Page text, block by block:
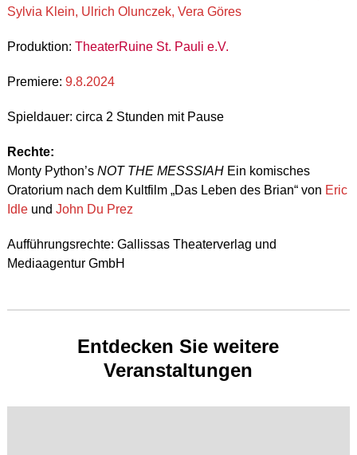
Sylvia Klein, Ulrich Olunczek, Vera Göres
Produktion: TheaterRuine St. Pauli e.V.
Premiere: 9.8.2024
Spieldauer: circa 2 Stunden mit Pause
Rechte:
Monty Python’s NOT THE MESSSIAHEin komisches
Oratorium nach dem Kultfilm „Das Leben des Brian“ von Eric
Idleund John Du Prez
Aufführungsrechte: Gallissas Theaterverlag und
Mediaagentur GmbH
Entdecken Sie weitere
Veranstaltungen